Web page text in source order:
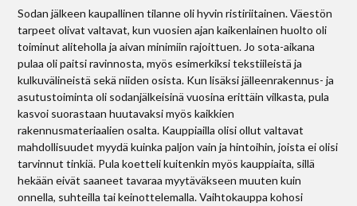
Sodan jälkeen kaupallinen tilanne oli hyvin ristiriitainen. Väestön
tarpeet olivat valtavat, kun vuosien ajan kaikenlainen huolto oli
toiminut aliteholla ja aivan minimiin rajoittuen. Jo sota-aikana
pulaa oli paitsi ravinnosta, myös esimerkiksi tekstiileistä ja
kulkuvälineistä sekä niiden osista. Kun lisäksi jälleenrakennus- ja
asutustoiminta oli sodanjälkeisinä vuosina erittäin vilkasta, pula
kasvoi suorastaan huutavaksi myös kaikkien
rakennusmateriaalien osalta. Kauppiailla olisi ollut valtavat
mahdollisuudet myydä kuinka paljon vain ja hintoihin, joista ei olisi
tarvinnut tinkiä. Pula koetteli kuitenkin myös kauppiaita, sillä
hekään eivät saaneet tavaraa myytäväkseen muuten kuin
onnella, suhteilla tai keinottelemalla. Vaihtokauppa kohosi